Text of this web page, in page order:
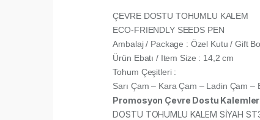
ÇEVRE DOSTU TOHUMLU KALEM
ECO-FRIENDLY SEEDS PEN
Ambalaj / Package : Özel Kutu / Gift
Ürün Ebatı / Item Size : 14,2 cm
Tohum Çeşitleri :
Sarı Çam – Kara Çam – Ladin Çam –
Promosyon Çevre Dostu
DOSTU TOHUMLU KALEM SİYAH